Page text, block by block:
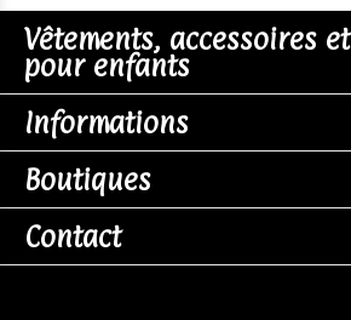
Vêtements, accessoires
pour enfants
Informations
Boutiques
Contact